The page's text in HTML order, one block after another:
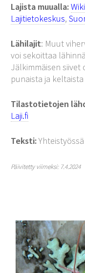
Lajista muualla:
Lajitietokeskus,
Lähilajit: Muut
voi sekoittaa lähinnä
Jälkimmäisen siivet
punaista ja keltaista
Tilastotietojen
Laji.fi
Teksti:
Päivitetty viimeksi: 7.4.2024